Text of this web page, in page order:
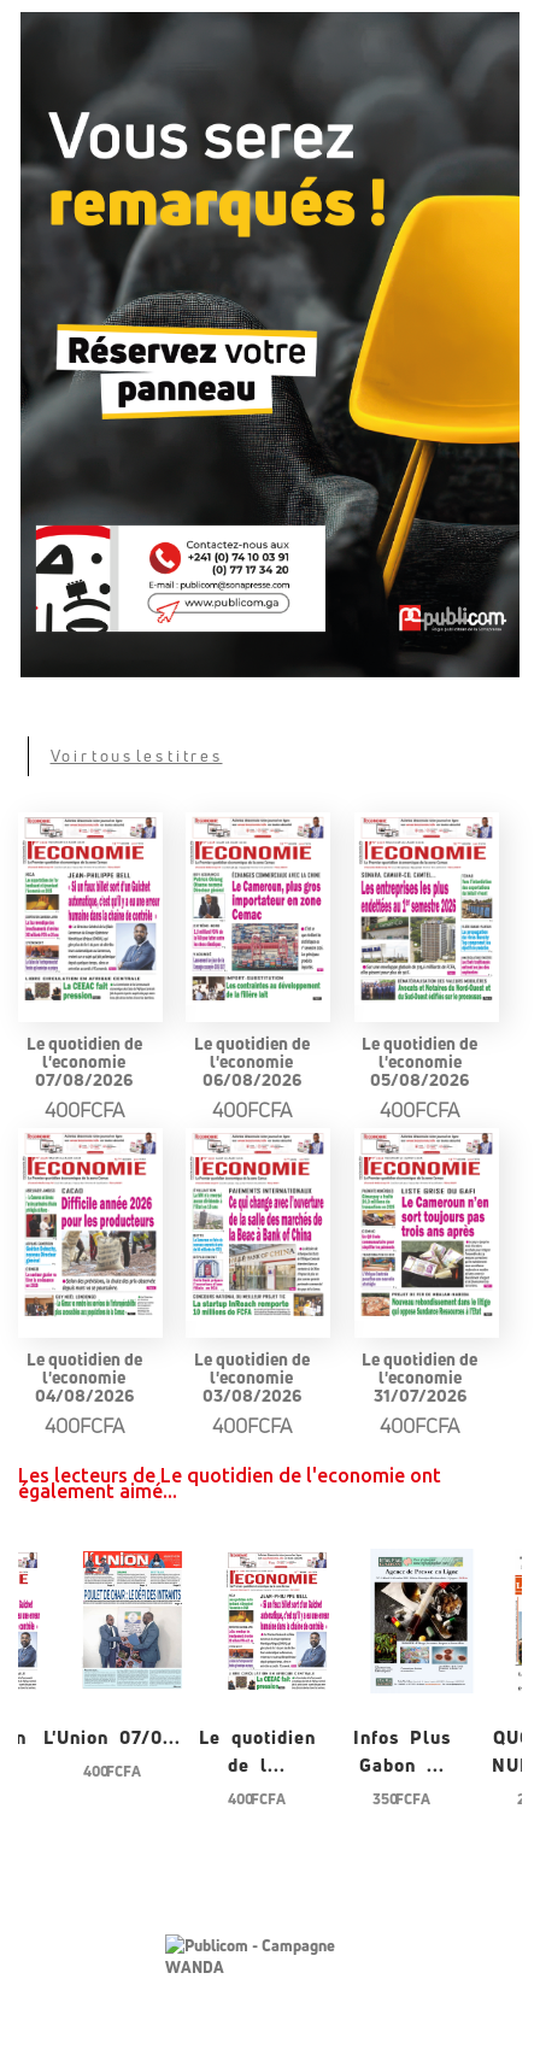
Voir tous les titres
Le quotidien de
l'economie
07/08/2026
400FCFA
Le quotidien de
l'economie
06/08/2026
400FCFA
Le quotidien de
l'economie
05/08/2026
400FCFA
Le quotidien de
l'economie
04/08/2026
400FCFA
Le quotidien de
l'economie
03/08/2026
400FCFA
Le quotidien de
l'economie
31/07/2026
400FCFA
Les lecteurs de Le quotidien de l'economie ont
également aimé...
L'Union 07/0...
400 FCFA
Le quotidien
de l...
400 FCFA
Infos Plus
Gabon ...
350 FCFA